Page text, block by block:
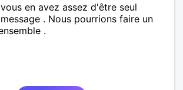
en avez assez d'être seul
. Nous pourrions faire un
.